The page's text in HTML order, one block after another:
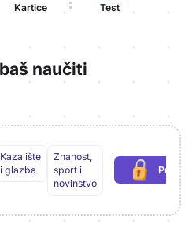
Kartice Test
naučiti
Kazalište
i glazba
Znanost,
sport i
novinstvo